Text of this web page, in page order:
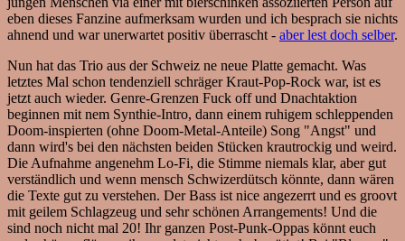
eben dieses Fanzine aufmerksam wurden und ich besprach sie nichts
ahnend und war unerwartet positiv überrascht - aber lest doch selber.
Nun hat das Trio aus der Schweiz ne neue Platte gemacht. Was
letztes Mal schon tendenziell schräger Kraut-Pop-Rock war, ist es
jetzt auch wieder. Genre-Grenzen Fuck off und Dnachtaktion
beginnen mit nem Synthie-Intro, dann einem ruhigem schleppenden
Doom-inspierten (ohne Doom-Metal-Anteile) Song "Angst" und
dann wird's bei den nächsten beiden Stücken krautrockig und weird.
Die Aufnahme angenehm Lo-Fi, die Stimme niemals klar, aber gut
verständlich und wenn mensch Schwizerdütsch könnte, dann wären
die Texte gut zu verstehen. Der Bass ist nice angezerrt und es groovt
mit geilem Schlagzeug und sehr schönen Arrangements! Und die
sind noch nicht mal 20! Ihr ganzen Post-Punk-Oppas könnt euch